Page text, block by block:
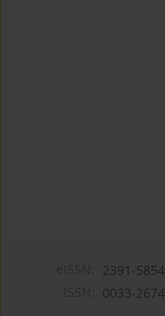
2391-5854
0033-2674